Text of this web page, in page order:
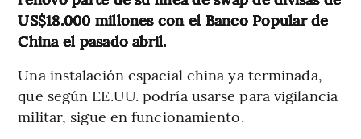
US$18.000 millones con el Banco Popular de
China el pasado abril.
Una instalación espacial china ya terminada,
que según EE.UU. podría usarse para vigilancia
militar, sigue en funcionamiento.